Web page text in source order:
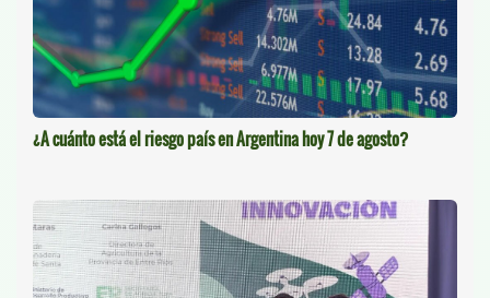
¿A cuánto está el riesgo país en Argentina hoy 7 de agosto?